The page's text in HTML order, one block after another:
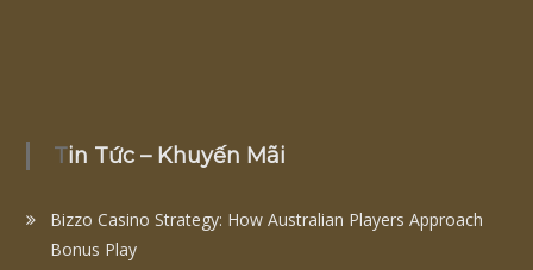
Tin Tức – Khuyến Mãi
Bizzo Casino Strategy: How Australian Players Approach
Bonus Play